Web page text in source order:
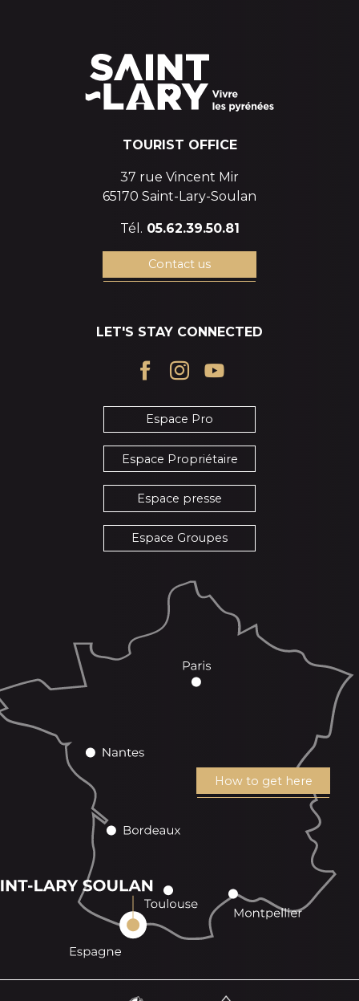
TOURIST OFFICE
37 rue Vincent Mir
65170 Saint-Lary-Soulan
Tél. 05.62.39.50.81
Contact us
LET'S STAY CONNECTED
Espace Pro
Espace Propriétaire
Espace presse
Espace Groupes
How to get here